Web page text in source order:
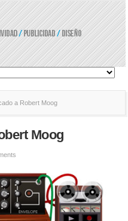
a Robert Moog
Moog